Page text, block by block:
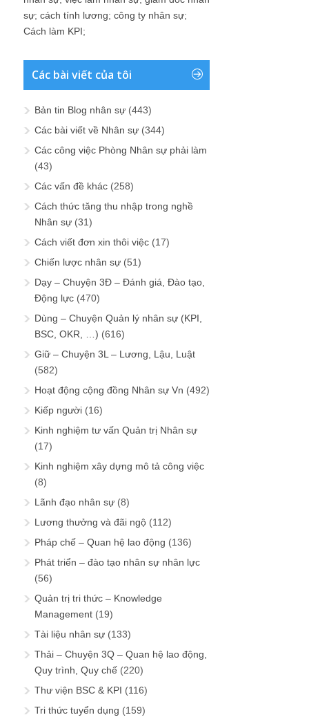
sự; cách tính lương; công ty nhân sự;
Cách làm KPI;
Các bài viết của tôi
Bản tin Blog nhân sự (443)
Các bài viết về Nhân sự (344)
Các công việc Phòng Nhân sự phải làm
(43)
Các vấn đề khác (258)
Cách thức tăng thu nhập trong nghề
Nhân sự (31)
Cách viết đơn xin thôi việc (17)
Chiến lược nhân sự (51)
Dạy – Chuyện 3Đ – Đánh giá, Đào tạo,
Động lực (470)
Dùng – Chuyện Quản lý nhân sự (KPI,
BSC, OKR, …) (616)
Giữ – Chuyện 3L – Lương, Lậu, Luật
(582)
Hoạt động cộng đồng Nhân sự Vn (492)
Kiếp người (16)
Kinh nghiệm tư vấn Quản trị Nhân sự
(17)
Kinh nghiệm xây dựng mô tả công việc
(8)
Lãnh đạo nhân sự (8)
Lương thưởng và đãi ngộ (112)
Pháp chế – Quan hệ lao động (136)
Phát triển – đào tạo nhân sự nhân lực
(56)
Quản trị tri thức – Knowledge
Management (19)
Tài liệu nhân sự (133)
Thải – Chuyện 3Q – Quan hệ lao động,
Quy trình, Quy chế (220)
Thư viện BSC & KPI (116)
Tri thức tuyển dụng (159)